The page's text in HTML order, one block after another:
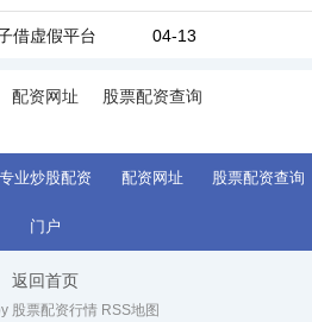
04-13
借虚假平台
配资网址 股票配资查询
专业炒股配资
门户
配资网址 股票配资查询
返回首页
股票配资行情 RSS地图